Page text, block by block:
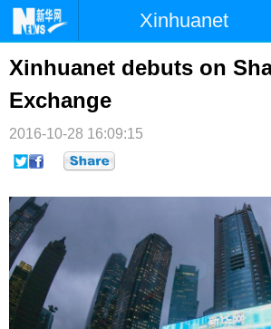
Xinhuanet
首页 时政 国际
台湾
纪检 体育
文娱
博客
Xinhuanet debuts on
Exchange
2016-10-28 16:09:15